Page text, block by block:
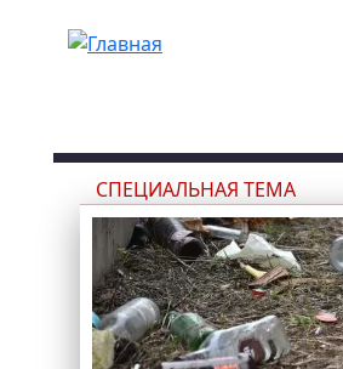
СПЕЦИАЛЬНАЯ ТЕМА